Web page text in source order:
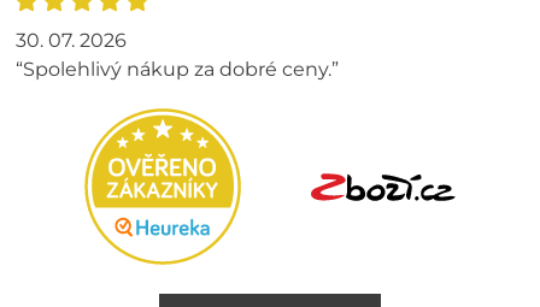
30. 07. 2026
“Spolehlivý nákup za dobré ceny.”